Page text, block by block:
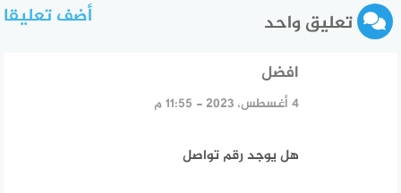
تعليق واحد أضف تعليقا
افضل
4 أغسطس، 2023 - 11:55 م
هل يوجد رقم تواصل